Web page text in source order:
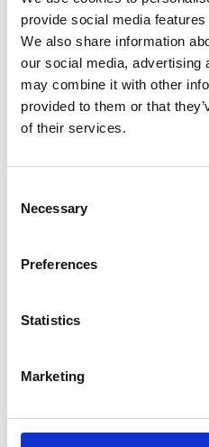
provide social media
We also share information
our social media, advertising
may combine it with other
provided to them or that
of their services.
Selection
Necessary
Preferences
Statistics
Marketing
Bekijk product
Meer dan 10.000 tevreden
klanten
Original 90x250
werkhoogte 10,2 m